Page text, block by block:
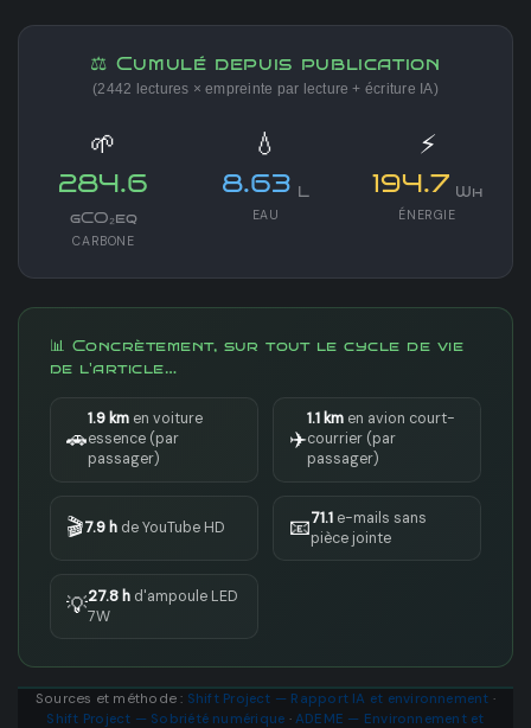
⚖️ Cumulé depuis publication
(2442 lectures × empreinte par lecture + écriture IA)
🌱
284.6
gCO₂eq
CARBONE
💧
8.63 L
EAU
⚡
194.7 Wh
ÉNERGIE
📊 Concrètement, sur tout le cycle de vie
de l'article…
🚗
1.9 km en voiture
essence (par
passager)
✈️
1.1 km en avion court-
courrier (par
passager)
🎬7.9 h de YouTube HD 📧71.1 e-mails sans
pièce jointe
💡27.8 h d'ampoule LED
7W
Sources et méthode : Shift Project — Rapport IA et environnement ·
Shift Project — Sobriété numérique · ADEME — Environnement et